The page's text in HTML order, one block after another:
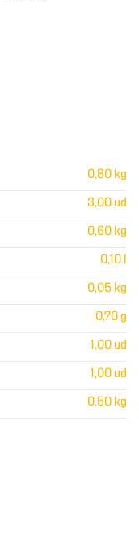
0,80 kg
3,00 ud
0,60 kg
0,10 l
0,05 kg
0,70 g
1,00 ud
1,00 ud
0,50 kg